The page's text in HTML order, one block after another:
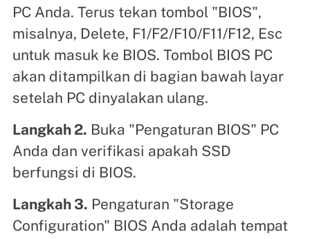
PC Anda. Terus tekan tombol "BIOS",
misalnya, Delete, F1/F2/F10/F11/F12, Esc
untuk masuk ke BIOS. Tombol BIOS PC
akan ditampilkan di bagian bawah layar
setelah PC dinyalakan ulang.
Langkah 2. Buka "Pengaturan BIOS" PC
Anda dan verifikasi apakah SSD
berfungsi di BIOS.
Langkah 3. Pengaturan "Storage
Configuration" BIOS Anda adalah tempat